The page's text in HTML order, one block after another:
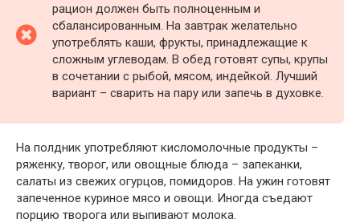
рацион должен быть полноценным и
сбалансированным. На завтрак желательно
употреблять каши, фрукты, принадлежащие к
сложным углеводам. В обед готовят супы, крупы
в сочетании с рыбой, мясом, индейкой. Лучший
вариант – сварить на пару или запечь в духовке.
На полдник употребляют кисломолочные продукты –
ряженку, творог, или овощные блюда – запеканки,
салаты из свежих огурцов, помидоров. На ужин готовят
запеченное куриное мясо и овощи. Иногда съедают
порцию творога или выпивают молока.